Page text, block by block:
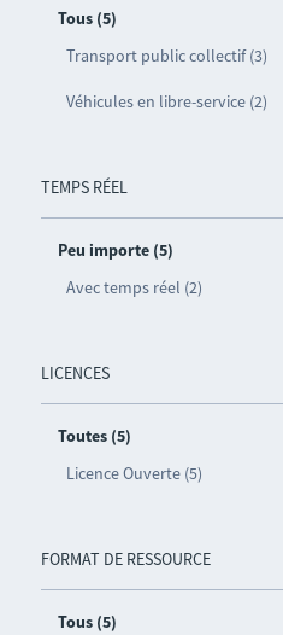
Tous (5)
Transport public collectif (3)
Véhicules en libre-service (2)
TEMPS RÉEL
Peu importe (5)
Avec temps réel (2)
LICENCES
Toutes (5)
Licence Ouverte (5)
FORMAT DE RESSOURCE
Tous (5)